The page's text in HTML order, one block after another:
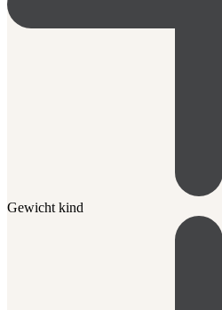
Gewicht kind